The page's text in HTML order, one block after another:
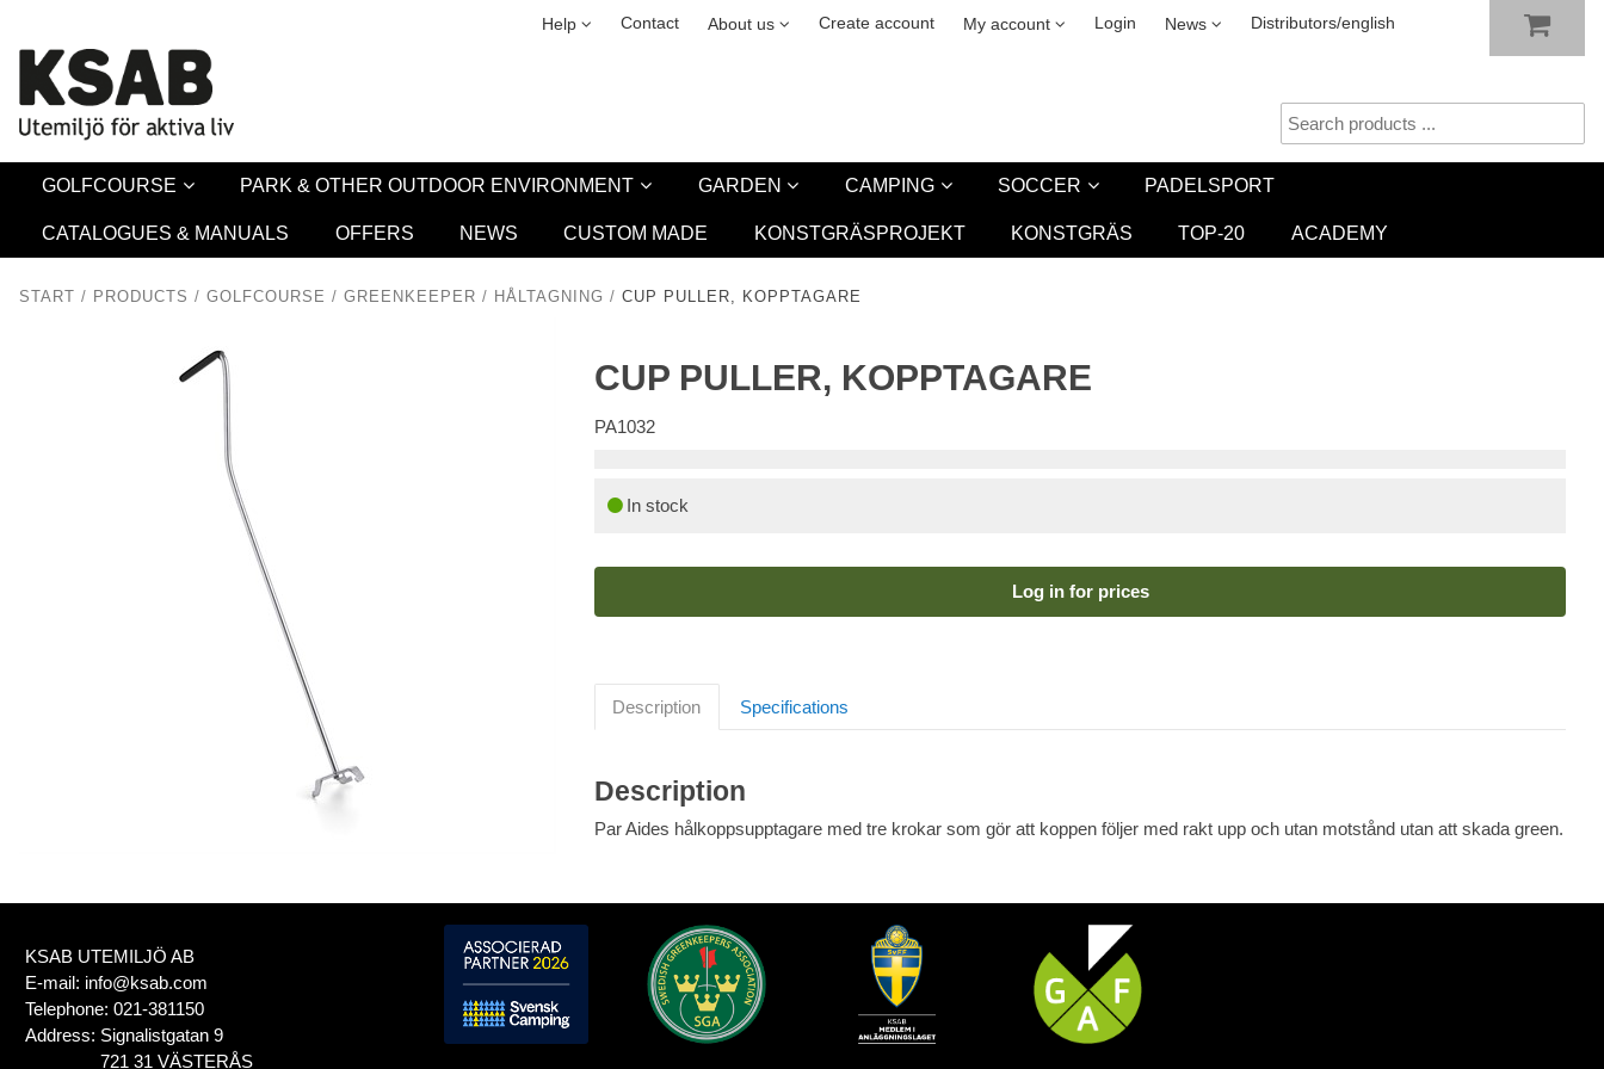
Help
Security & cookies Contact About us
Leasing Create account My account Login News
Newsletter Distributors/english
GOLFCOURSE PARK & OTHER OUTDOOR ENVIRONMENT GARDEN CAMPING SOCCER PADELSPORT
CATALOGUES & MANUALS OFFERS NEWS CUSTOM MADE KONSTGRÄSPROJEKT KONSTGRÄS TOP-20 ACADEMY
START / PRODUCTS / GOLFCOURSE / GREENKEEPER / HÅLTAGNING / CUP PULLER, KOPPTAGARE
CUP PULLER, KOPPTAGARE
PA1032
In stock
Log in for prices
Description Specifications
Description
Par Aides hålkoppsupptagare med tre krokar som gör att koppen följer med rakt upp och utan motstånd utan att skada green.
KSAB UTEMILJÖ AB
E-mail: info@ksab.com
Telephone: 021-381150
Address: Signalistgatan 9
721 31 VÄSTERÅS